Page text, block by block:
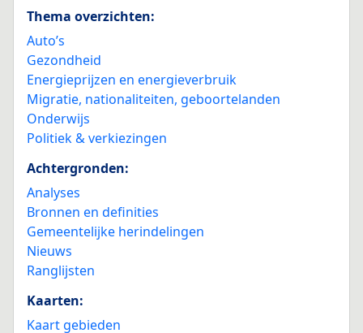
Thema overzichten:
Auto’s
Gezondheid
Energieprijzen en energieverbruik
Migratie, nationaliteiten, geboortelanden
Onderwijs
Politiek & verkiezingen
Achtergronden:
Analyses
Bronnen en definities
Gemeentelijke herindelingen
Nieuws
Ranglijsten
Kaarten:
Kaart gebieden